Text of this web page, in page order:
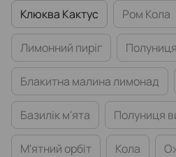
Клюква Кактус Ром Кола
Лимонний пиріг
Блакитна малина лимонад
Базилік м'ята Полуниця
М'ятний орбіт Кола